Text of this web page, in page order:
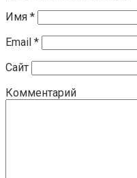
Имя *
Email *
Сайт
Комментарий